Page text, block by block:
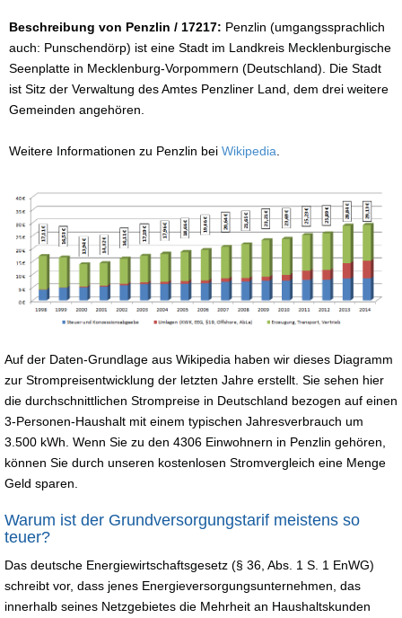
Beschreibung von Penzlin / 17217: Penzlin (umgangssprachlich
auch: Punschendörp) ist eine Stadt im Landkreis Mecklenburgische
Seenplatte in Mecklenburg-Vorpommern (Deutschland). Die Stadt
ist Sitz der Verwaltung des Amtes Penzliner Land, dem drei weitere
Gemeinden angehören.
Weitere Informationen zu Penzlin bei Wikipedia
Auf der Daten-Grundlage aus Wikipedia haben wir dieses Diagramm
zur Strompreisentwicklung der letzten Jahre erstellt. Sie sehen hier
die durchschnittlichen Strompreise in Deutschland bezogen auf einen
3-Personen-Haushalt mit einem typischen Jahresverbrauch um
3.500 kWh. Wenn Sie zu den 4306 Einwohnern in Penzlin gehören,
können Sie durch unseren kostenlosen Stromvergleich eine Menge
Geld sparen.
Warum ist der Grundversorgungstarif meistens so
teuer?
Das deutsche Energiewirtschaftsgesetz (§ 36, Abs. 1 S. 1 EnWG)
schreibt vor, dass jenes Energieversorgungsunternehmen, das
innerhalb seines Netzgebietes die Mehrheit an Haushaltskunden